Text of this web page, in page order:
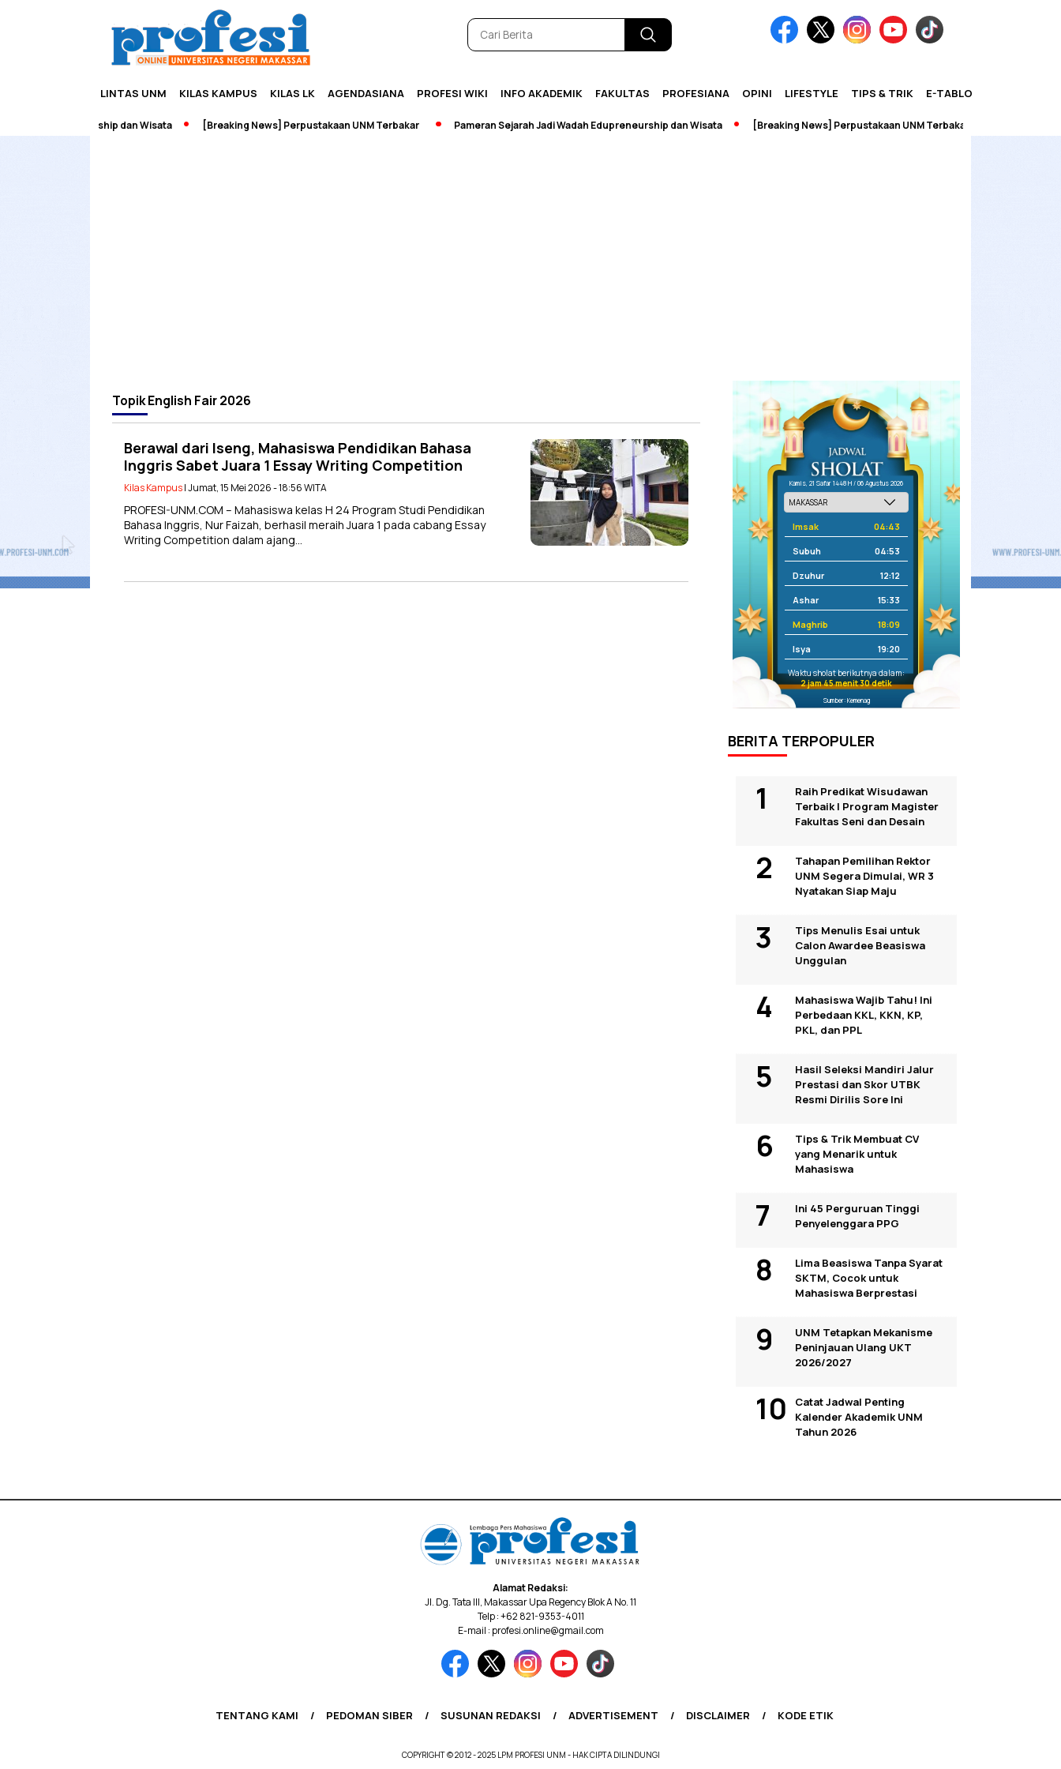
LINTAS UNM KILAS KAMPUS KILAS LK AGENDASIANA PROFESI WIKI INFO AKADEMIK FAKULTAS PROFESIANA OPINI LIFESTYLE TIPS & TRIK E-TABLOID
Edupreneurship dan Wisata [Breaking News] Perpustakaan UNM Terbakar Pameran Sejarah Jadi Wadah Edupreneurship dan Wisata [Breaking News] Perpustakaan UNM Terbakar
TopikEnglish Fair 2026
Berawal dari Iseng, Mahasiswa Pendidikan Bahasa
Inggris Sabet Juara 1 Essay Writing Competition
Kilas Kampus| Jumat, 15 Mei 2026 - 18:56 WITA
PROFESI-UNM.COM – Mahasiswa kelas H 24 Program Studi Pendidikan
Bahasa Inggris, Nur Faizah, berhasil meraih Juara 1 pada cabang Essay
Writing Competition dalam ajang…
Kamis, 21 Safar 1448 H / 06 Agustus 2026
Imsak 04:43
Subuh 04:53
Dzuhur 12:12
Ashar 15:33
Maghrib 18:09
Isya 19:20
Waktu sholat berikutnya dalam:
2 jam 45 menit 30 detik
Sumber: Kemenag
BERITA TERPOPULER
Raih Predikat Wisudawan
Terbaik I Program Magister
Fakultas Seni dan Desain
Tahapan Pemilihan Rektor
UNM Segera Dimulai, WR 3
Nyatakan Siap Maju
Tips Menulis Esai untuk
Calon Awardee Beasiswa
Unggulan
Mahasiswa Wajib Tahu! Ini
Perbedaan KKL, KKN, KP,
PKL, dan PPL
Hasil Seleksi Mandiri Jalur
Prestasi dan Skor UTBK
Resmi Dirilis Sore Ini
Tips & Trik Membuat CV
yang Menarik untuk
Mahasiswa
Ini 45 Perguruan Tinggi
Penyelenggara PPG
Lima Beasiswa Tanpa Syarat
SKTM, Cocok untuk
Mahasiswa Berprestasi
UNM Tetapkan Mekanisme
Peninjauan Ulang UKT
2026/2027
Catat Jadwal Penting
Kalender Akademik UNM
Tahun 2026
Alamat Redaksi:
Jl. Dg. Tata III, Makassar Upa Regency Blok A No. 11
Telp : +62 821-9353-4011
E-mail : profesi.online@gmail.com
TENTANG KAMI PEDOMAN SIBER SUSUNAN REDAKSI ADVERTISEMENT DISCLAIMER KODE ETIK
COPYRIGHT © 2012 - 2025 LPM PROFESI UNM - HAK CIPTA DILINDUNGI